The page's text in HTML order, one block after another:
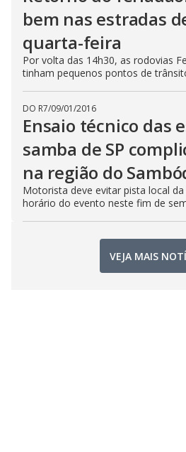
bem nas estradas
quarta-feira
Por volta das 14h30, as rodovias
tinham pequenos pontos de
DO R7/09/01/2016
Ensaio técnico das
samba de SP
na região do
Motorista deve evitar pista local
horário do evento neste fim de
VEJA MAIS